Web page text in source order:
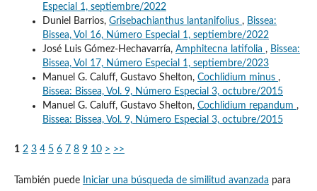
Especial 1, septiembre/2022
Duniel Barrios, Grisebachianthus lantanifolius , Bissea:
Bissea, Vol 16, Número Especial 1, septiembre/2022
José Luis Gómez-Hechavarría, Amphitecna latifolia , Bissea:
Bissea, Vol 17, Número Especial 1, septiembre/2023
Manuel G. Caluff, Gustavo Shelton, Cochlidium minus ,
Bissea: Bissea, Vol. 9, Número Especial 3, octubre/2015
Manuel G. Caluff, Gustavo Shelton, Cochlidium repandum ,
Bissea: Bissea, Vol. 9, Número Especial 3, octubre/2015
1 2 3 4 5 6 7 8 9 10 > >>
También puede Iniciar una búsqueda de similitud avanzada para